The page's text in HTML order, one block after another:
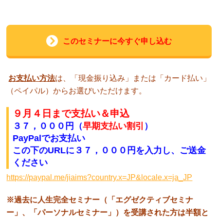
このセミナーに今すぐ申し込む
お支払い方法は、「現金振り込み」または「カード払い」
（ペイパル）からお選びいただけます。
９月４日まで支払い＆申込
３７，０００円（早期支払い割引 ）
PayPalでお支払い
この下のURLに ３７ ，０ ００円 を入力し、ご送金
ください
https://paypal.me/jiaims?country.x=JP&locale.x=ja_JP
※過去に人生完全セミナー（「エグゼクティブセミナ
ー」、「パーソナルセミナー」）を受講された方は半額と